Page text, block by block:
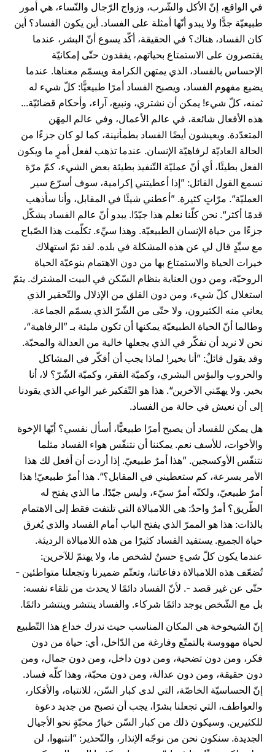
في الواقع، إنّ الأكل والشّرب، وزواج الرّجال والنّساء، هي أمور
طبيعيّة جدًّا ولا يبدو أنّها أمثلة على الفساد. أين يكون الفساد؟ أين
كان الفساد، هناك؟ في الحقيقة، أكّد يسوع أنّ البشر، عندما
يقتصرون على الاستمتاع بحياتهم، يفقدون حتّى إمكانيّة
الإحساس بالفساد، الذي يمتهن الكرامة ويسمّم معناها. عندما
يضيع مفهوم الفساد، ويصبح الفساد أمرًا طبيعيًّا: كلّ شيء له
ثمنه، كلّ شيء! يمكن أن نشتري، ونبيع، آراء، وأحكام قضائيّة...
هذه الأفعال شائعة، في عالم الأعمال، وفي عالم المِهَن
المتعدّدة. ويعيشون أيضًا الفساد بطمأنينة، كما لو كان جزءًا من
الحالة العاديّة لرفاهيّة الإنسان. عندما تذهب لفعل أمرٍ ما ويكون
الفعل بطيئًا، أي أنّ عمليّة التّنفيذ بطيئة بعض الشيء، كمّ مرّة
نسمع القول القائل: ”إذا أعطيتني إكرامية، سوف أسرّع سير
العمليّة“. مرّاتٍ كثيرة. ”أعطني شيئًا في المقابل، وأنا سأذهب
قدمًا أكثر“. نحن كلّنا نعلم هذا جيّدًا. يبدو أنّ عالم الفساد يشكّل
جزءًا من حياة الإنسان الطبيعيّة. وهذا سيِّء. تكلّمت هذا الصّباح
مع سيِّدٍ قال لي عن هذه المشكلة في بلده. لقد تمّ استهلاك
خيرات الحياة والاستمتاع بها من دون الاهتمام بنوعيّة الحياة
الروحيّة، ومن دون العناية بنظام السّكن في البيت المشترك. يتمّ
استغلال كلّ شيء، ومن دون القلق من الإذلال والتّحقير الذي
يعاني منه الكثيرون، ولا حتّى من الشّرّ الذي يسمّم الجماعة.
وطالما أنّ الحياة الطبيعيّة يمكنها أن تكون مليئة بـ ”الرفاهية“،
نحن لا نريد أن نفكّر في الذي يجعلها خالية من العدالة والمحبّة.
وقد يقول قائلٌ: ”أنا بخير! لماذا يجب أن أفكّر في المشاكل
والحروب والبؤس البشري، وكميّة الفقر، وكميّة الشّرّ؟ لا، أنا
بخير. ولا يهمّني الآخرين“. هذا هو التّفكير غير الواعي الذي يقودنا
إلى أن نعيش في حالة من الفساد.
هل يمكن للفساد أن يصبح أمرًا طبيعيًّا، أسأل نفسي؟ أيّها الإخوة
والأخوات، للأسف نعم. يمكننا أن نتنفّس هواء الفساد مثلما
نتنفّس الأوكسجين. ”هذا أمرٌ طبيعيّ. إذا أردت أن أفعل لك هذا
الأمر بسرعة، كم ستعطيني في المقابل؟“. هذا أمرٌ طبيعيّ! هذا
أمرٌ طبيعيّ، ولكنّه أمرٌ سيّء، وليس جيّدًا. ما الذي يفتح له
الطّريق؟ أمرٌ واحدٌ: هي اللامبالاة التي تلتفت فقط إلى الاهتمام
بالذات: هذا هو الممرّ الذي يفتح الباب أمام الفساد والذي يُغرق
حياة الجميع. يستفيد الفساد كثيرًا من هذه اللامبالاة الرديئة.
عندما يكون كلّ شيءٍ حسنٌ لشخص ما، ولا يهتمّ للآخرين:
تُضعّف هذه اللامبالاة دفاعاتنا، وتعتّم ضميرنا وتجعلنا متواطئين -
حتّى عن غير قصد -. لأنّ الفساد دائمًا لا يحدث من تلقاء نفسه:
بل مع الشّخص يوجد دائمًا شركاء. والفساد ينتشر وينتشر دائمًا.
إنّ الشيخوخة هي المكان المناسب حيث ندرك خداع هذا التّطبيع
لحياة مهووسة بالتمتّع وفارغة من الدّاخل، أي: حياة من دون
فكر، ومن دون تضحية، ومن دون داخل، ومن دون جمال، ومن
دون حقيقة، ومن دون عدالة، ومن دون محبّة، وهذا كلّه فساد.
إنّ الحساسيّة الخاصّة، التي لدى كبار السّن، للانتباه، والأفكار،
والعواطف، التي تجعلنا بشرًا، يجب أن تصبح من جديد دعوة
للكثيرين. وسيكون ذلك من كبار السّن خيارُ محبّةٍ نحو الأجيال
الجديدة. سنكون نحن من نوجّه الإنذار، والتّحذير: ”انتبهوا، لن